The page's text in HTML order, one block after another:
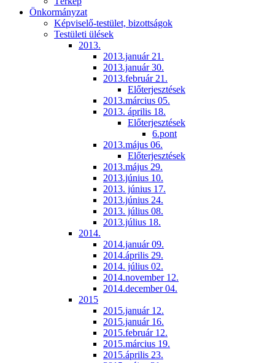
Önkormányzat
Képviselő-testület, bizottságok
Testületi ülések
2013.
2013.január 21.
2013.január 30.
2013.február 21.
Előterjesztések
2013.március 05.
2013. április 18.
Előterjesztések
6.pont
2013.május 06.
Előterjesztések
2013.május 29.
2013.június 10.
2013. június 17.
2013.június 24.
2013. július 08.
2013.július 18.
2014.
2014.január 09.
2014.április 29.
2014. július 02.
2014.november 12.
2014.december 04.
2015
2015.január 12.
2015.január 16.
2015.február 12.
2015.március 19.
2015.április 23.